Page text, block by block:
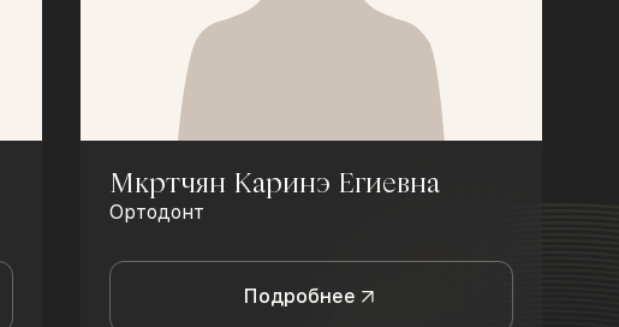
Мкртчян Каринэ Егиевна
Ортодонт
Подробнее